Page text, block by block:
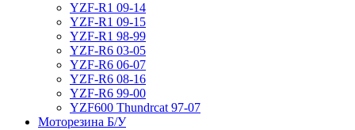
YZF-R1 09-14
YZF-R1 09-15
YZF-R1 98-99
YZF-R6 03-05
YZF-R6 06-07
YZF-R6 08-16
YZF-R6 99-00
YZF600 Thundrcat 97-07
Моторезина Б/У